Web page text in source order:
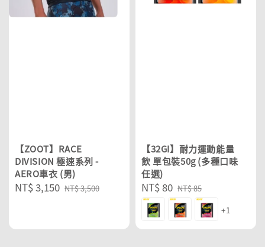
【ZOOT】RACE
DIVISION 極速系列 -
AERO車衣 (男)
Sale
NT$ 3,150 Regular
NT$ 3,500
【32GI】耐力運動能量
飲 單包裝50g (多種口味
任選)
Sale
price
NT$ 80 Regular
price
NT$ 85
+1